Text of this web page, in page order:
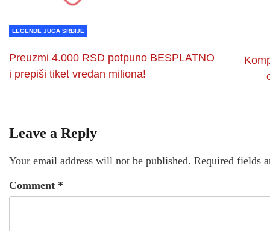
LEGENDE JUGA SRBIJE
Preuzmi 4.000 RSD potpuno BESPLATNO
i prepiši tiket vredan miliona!
Leave a Reply
Your email address will not be published. Required fields
Comment *